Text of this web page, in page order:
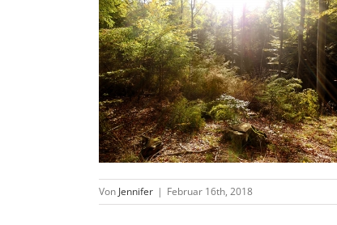
Von Jennifer | Februar 16th, 2018